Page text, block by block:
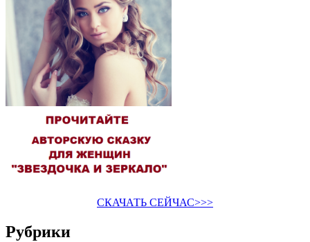
СКАЧАТЬ СЕЙЧАС>>>
Рубрики